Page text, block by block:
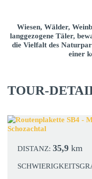
Wiesen, Wälder,
langgezogene Täler,
die Vielfalt des
einer
TOUR-
DISTANZ: 35,9 km